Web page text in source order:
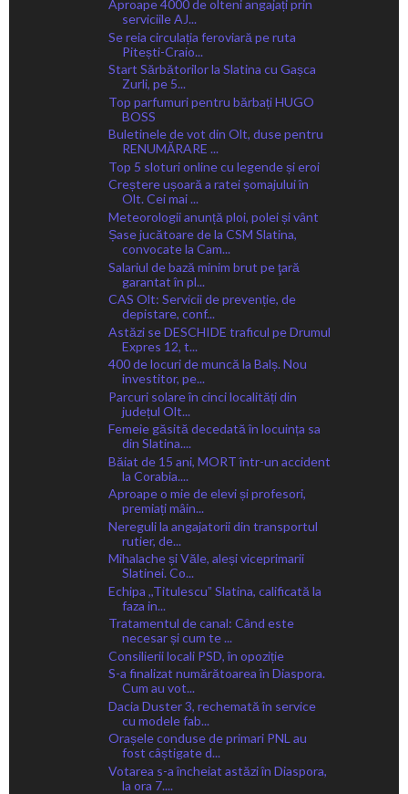
Aproape 4000 de olteni angajați prin
serviciile AJ...
Se reia circulația feroviară pe ruta
Pitești-Craio...
Start Sărbătorilor la Slatina cu Gașca
Zurli, pe 5...
Top parfumuri pentru bărbați HUGO
BOSS
Buletinele de vot din Olt, duse pentru
RENUMĂRARE ...
Top 5 sloturi online cu legende și eroi
Creștere ușoară a ratei șomajului în
Olt. Cei mai ...
Meteorologii anunță ploi, polei și vânt
Șase jucătoare de la CSM Slatina,
convocate la Cam...
Salariul de bază minim brut pe ţară
garantat în pl...
CAS Olt: Servicii de prevenție, de
depistare, conf...
Astăzi se DESCHIDE traficul pe Drumul
Expres 12, t...
400 de locuri de muncă la Balș. Nou
investitor, pe...
Parcuri solare în cinci localități din
județul Olt...
Femeie găsită decedată în locuința sa
din Slatina....
Băiat de 15 ani, MORT într-un accident
la Corabia....
Aproape o mie de elevi și profesori,
premiați mâin...
Nereguli la angajatorii din transportul
rutier, de...
Mihalache și Văle, aleși viceprimarii
Slatinei. Co...
Echipa ,,Titulescuˮ Slatina, calificată la
faza in...
Tratamentul de canal: Când este
necesar și cum te ...
Consilierii locali PSD, în opoziție
S-a finalizat numărătoarea în Diaspora.
Cum au vot...
Dacia Duster 3, rechemată în service
cu modele fab...
Orașele conduse de primari PNL au
fost câștigate d...
Votarea s-a încheiat astăzi în Diaspora,
la ora 7....